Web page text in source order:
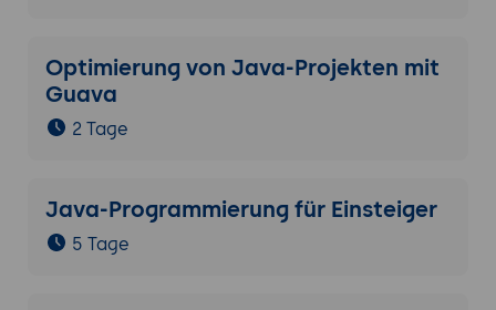
Optimierung von Java-Projekten mit
Guava
2 Tage
Java-Programmierung für Einsteiger
5 Tage